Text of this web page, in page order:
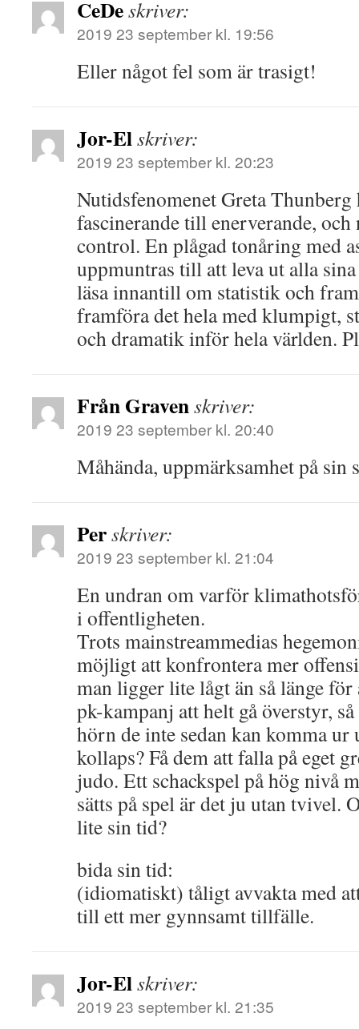
CeDeskriver:
2019 23 september kl. 19:56
Eller något fel som är trasigt!
Jor-Elskriver:
2019 23 september kl. 20:23
Nutidsfenomenet Greta Thunberg
fascinerande till enerverande,
control. En plågad tonåring med
uppmuntras till att leva ut alla
läsa innantill om statistik och
framföra det hela med klumpigt,
och dramatik inför hela världen.
Från Gravenskriver:
2019 23 september kl. 20:40
Måhända, uppmärksamhet på
Perskriver:
2019 23 september kl. 21:04
En undran om varför
i offentligheten.
Trots mainstreammedias
möjligt att konfrontera mer
man ligger lite lågt än så länge
pk-kampanj att helt gå överstyr,
hörn de inte sedan kan komma
kollaps? Få dem att falla på eget
judo. Ett schackspel på hög nivå
sätts på spel är det ju utan tvivel.
lite sin tid?
bida sin tid:
(idiomatiskt) tåligt avvakta med
till ett mer gynnsamt tillfälle.
Jor-Elskriver:
2019 23 september kl. 21:35